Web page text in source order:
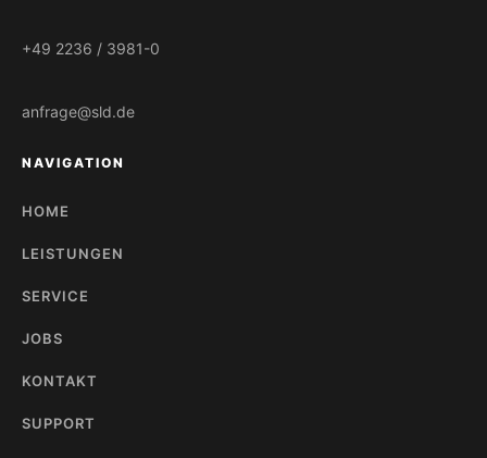
+49 2236 / 3981-0
anfrage@sld.de
NAVIGATION
HOME
LEISTUNGEN
SERVICE
JOBS
KONTAKT
SUPPORT